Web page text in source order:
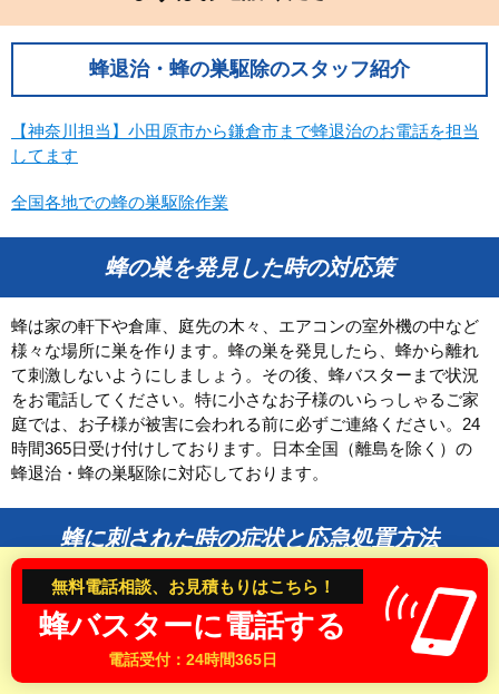
近畿
京都府
大阪府
和歌山県
中国・四国
鳥取県
島根県
岡山県
広島県
山口県
徳島県
香川県
愛媛県
高知県
九州
福岡県
佐賀県
長崎県
大分県
宮崎県
鹿児島県
蜂退治・蜂の巣駆除のスタッフ紹介
【神奈川担当】小田原市から鎌倉市まで蜂退治のお電話を担当
してます
全国各地での蜂の巣駆除作業
蜂の巣を発見した時の対応策
蜂は家の軒下や倉庫、庭先の木々、エアコンの室外機の中など
様々な場所に巣を作ります。蜂の巣を発見したら、蜂から離れ
て刺激しないようにしましょう。その後、蜂バスターまで状況
をお電話してください。特に小さなお子様のいらっしゃるご家
庭では、お子様が被害に会われる前に必ずご連絡ください。24
時間365日受け付けしております。日本全国（離島を除く）の
蜂退治・蜂の巣駆除に対応しております。
蜂に刺された時の症状と応急処置方法
スズメバチなど凶暴な蜂に刺された時は、特に気を付けてくだ
さい。蜂に刺されてから数分後に身体に異常を感じ、早い段階
で呼吸困難や発疹、意識が朦朧になることあります。身体に異
変を感じたら、すぐに救急車を手配して病院へ行くようにしま
無料電話相談、お見積もりはこちら！
蜂バスターに電話する
電話受付：24時間365日